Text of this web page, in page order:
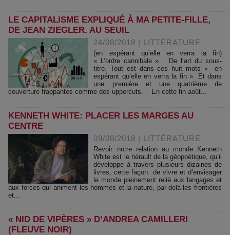
LE CAPITALISME EXPLIQUÉ À MA PETITE-FILLE,
DE JEAN ZIEGLER. AU SEUIL
24/08/2018 | LITTÉRATURE
(en espérant qu’elle en verra la fin)
« L’ordre cannibale » De l’art du sous-
titre. Tout est dans ces huit mots « en
espérant qu’elle en verra la fin ». Et dans
une première et une quatrième de
couverture frappantes comme des uppercuts. En cette fin août...
KENNETH WHITE: PLACER LES MARGES AU
CENTRE
09/08/2018 | LITTÉRATURE
Revoir notre relation au monde Kenneth
White est le hérault de la géopoétique, qu’il
développe à travers plusieurs dizaines de
livres, cette façon de vivre et d’envisager
le monde pleinement relié aux langages et
aux forces qui animent les hommes et la nature, par-delà les frontières
et...
« NID DE VIPÈRES » D’ANDREA CAMILLERI
(FLEUVE NOIR)